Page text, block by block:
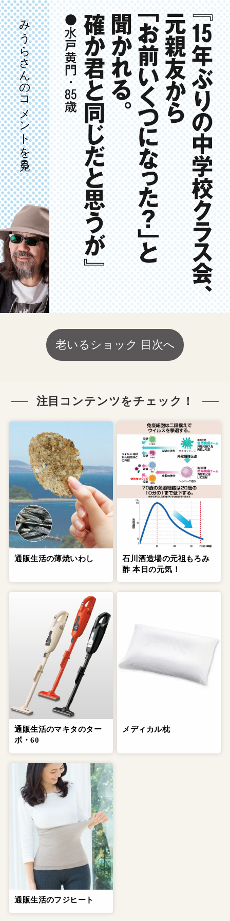
みうらさんのコメントを見る
老いるショック 目次へ
注目コンテンツをチェック！
通販生活の薄焼いわし
石川酒造場の元祖もろみ
酢 本日の元気！
通販生活のマキタのター
ボ・60
メディカル枕
通販生活のフジヒート